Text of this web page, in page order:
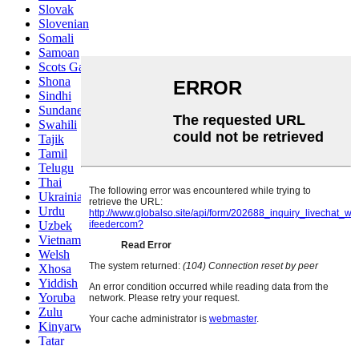
Slovak
Slovenian
Somali
Samoan
Scots Gaelic
Shona
Sindhi
Sundanese
Swahili
Tajik
Tamil
Telugu
Thai
Ukrainian
Urdu
Uzbek
Vietnamese
Welsh
Xhosa
Yiddish
Yoruba
Zulu
Kinyarwanda
Tatar